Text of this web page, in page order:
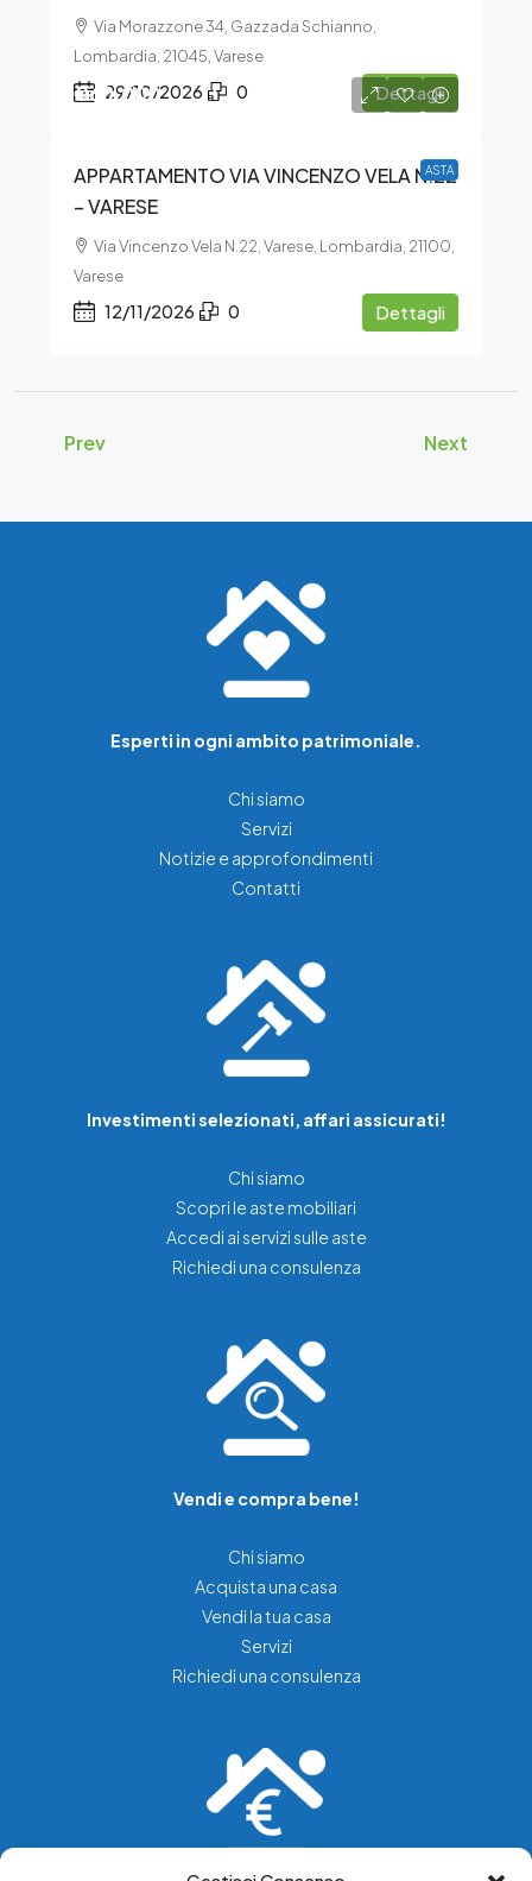
Via Morazzone 34, Gazzada Schianno,
Lombardia, 21045, Varese
29/10/2026 0 Dettagli
ASTA
€60.000
APPARTAMENTO VIA VINCENZO VELA N.22
– VARESE
Via Vincenzo Vela N.22, Varese, Lombardia, 21100,
Varese
12/11/2026 0 Dettagli
Prev Next
Esperti in ogni ambito patrimoniale.
Chi siamo
Servizi
Notizie e approfondimenti
Contatti
Investimenti selezionati, affari assicurati!
Chi siamo
Scopri le aste mobiliari
Accedi ai servizi sulle aste
Richiedi una consulenza
Vendi e compra bene!
Chi siamo
Acquista una casa
Vendi la tua casa
Servizi
Richiedi una consulenza